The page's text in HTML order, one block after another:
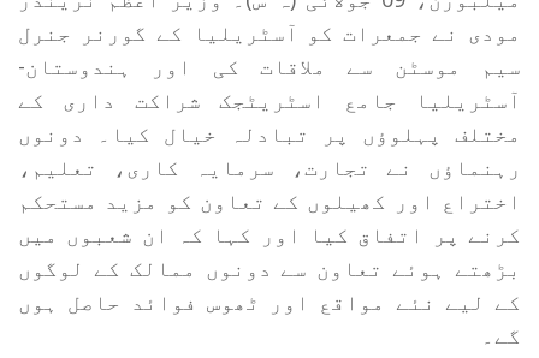
مودی نے جمعرات کو آسٹریلیا کے گورنر جنرل
سیم موسٹن سے ملاقات کی اور ہندوستان-
آسٹریلیا جامع اسٹریٹجک شراکت داری کے
مختلف پہلوؤں پر تبادلہ خیال کیا۔ دونوں
رہنماؤں نے تجارت، سرمایہ کاری، تعلیم،
اختراع اور کھیلوں کے تعاون کو مزید مستحکم
کرنے پر اتفاق کیا اور کہا کہ ان شعبوں میں
بڑھتے ہوئے تعاون سے دونوں ممالک کے لوگوں
کے لیے نئے مواقع اور ٹھوس فوائد حاصل ہوں
گے۔